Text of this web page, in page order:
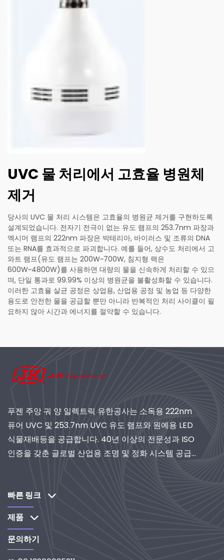
UVC 물 처리에서 고효율 병원체
제거
당사의 UVC 물 처리 시스템은 고효율의 병원균 제거를 구현하도록
설계되었습니다. 전자기 전극이 없는 유도 램프의 253.7nm 파장과
엑시머 램프의 222nm 파장은 박테리아, 바이러스 및 조류의 DNA
또는 RNA를 효과적으로 파괴합니다. 예를 들어, 상수도 처리에서 고
와트 램프(유도 램프는 200W~700W, 침지형 랙은
600W~4800W)를 사용하면 대량의 물을 신속하게 처리할 수 있으
며, 단일 통과로 99.99% 이상의 병원균을 불활성화할 수 있습니다.
이러한 고효율 살균 공정은 상업용, 산업용 공정 및 농업 등 다양한
용도로 안전한 물을 공급할 뿐만 아니라 반복적인 처리 사이클이 필
요하지 않아 시간과 에너지를 절약할 수 있습니다.
푸젠 주앙 궈 양 일렉트릭 유한공사는 소독용 222nm
퓨어 UVC 및 253.7nm UVC 유도 램프와 원예용 LED
식물재배등을 공급합니다. 40년 이상의 전문성과 ISO
인증을 갖춘 글로벌 산업용 조명 및 정화 시스템 공급
빠른 링크
제품
문의하기